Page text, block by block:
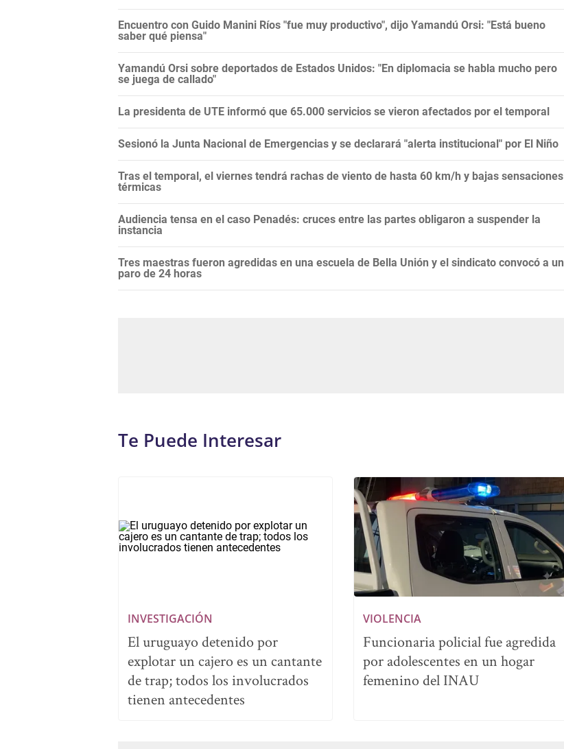
Encuentro con Guido Manini Ríos "fue muy productivo", dijo Yamandú Orsi: "Está bueno
saber qué piensa"
Yamandú Orsi sobre deportados de Estados Unidos: "En diplomacia se habla mucho pero
se juega de callado"
La presidenta de UTE informó que 65.000 servicios se vieron afectados por el temporal
Sesionó la Junta Nacional de Emergencias y se declarará "alerta institucional" por El Niño
Tras el temporal, el viernes tendrá rachas de viento de hasta 60 km/h y bajas sensaciones
térmicas
Audiencia tensa en el caso Penadés: cruces entre las partes obligaron a suspender la
instancia
Tres maestras fueron agredidas en una escuela de Bella Unión y el sindicato convocó a un
paro de 24 horas
Te Puede Interesar
INVESTIGACIÓN
El uruguayo detenido por
explotar un cajero es un cantante
de trap; todos los involucrados
tienen antecedentes
VIOLENCIA
Funcionaria policial fue agredida
por adolescentes en un hogar
femenino del INAU